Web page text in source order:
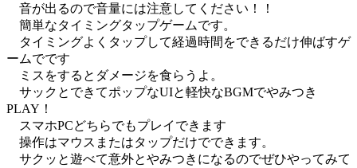
音が出るので音量には注意してください！！
簡単なタイミングタップゲームです。
タイミングよくタップして経過時間をできるだけ伸ばすゲ
ームでです
ミスをするとダメージを食らうよ。
サックとできてポップなUIと軽快なBGMでやみつき
PLAY！
スマホPCどちらでもプレイできます
操作はマウスまたはタップだけでできます。
サクッと遊べて意外とやみつきになるのでぜひやってみて